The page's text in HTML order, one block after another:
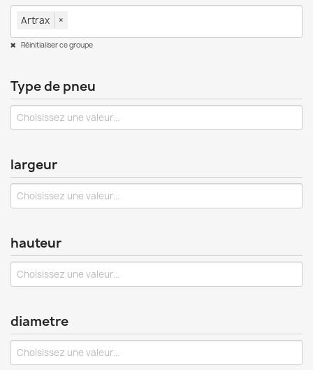
Artrax ×
Réinitialiser ce groupe
Type de pneu
largeur
hauteur
diametre